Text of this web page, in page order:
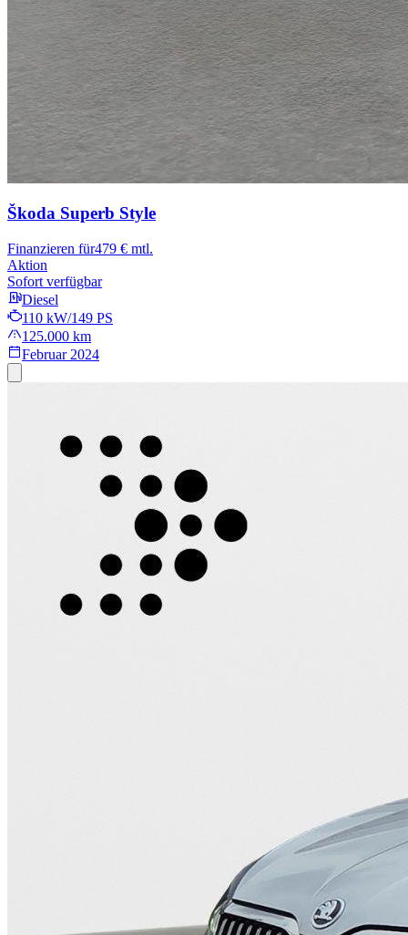
Škoda Superb Style
Finanzieren für479 € mtl.
Aktion
Sofort verfügbar
Diesel
110 kW/149 PS
125.000 km
Februar 2024